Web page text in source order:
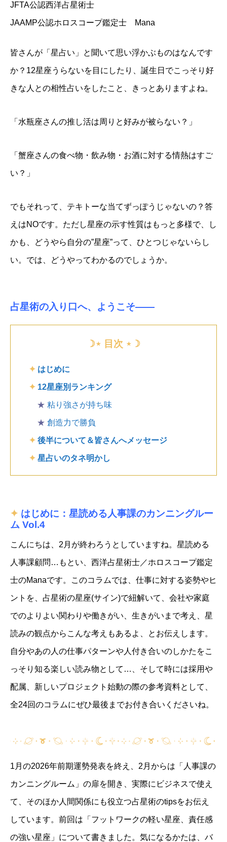
JFTA公認西洋占星術士
JAAMP公認ホロスコープ鑑定士 Mana
皆さんが「星占い」と聞いて思い浮かぶものはなんです
か？12星座うらないを目にしたり、誕生日でこっそり好
きな人との相性占いをしたこと、きっとありますよね。
「水瓶座さんの推し活は周りと好みが被らない？」
「蟹座さんの食べ物・飲み物・お酒に対する情熱はすご
い？」
でもそれって、テキトーな当てずっぽうじゃないの？ 答
えはNOです。 ただし星座の示す性質はもっと多様で、し
かも、どうやら自分の”星座”って、ひとつじゃないらし
い。 では、どうやってわかるのでしょうか。
占星術の入り口へ、ようこそ——
☽⋆ 目次 ⋆☽
✦ はじめに
✦ 12星座別ランキング
★ 粘り強さが持ち味
★ 創造力で勝負
✦ 後半について＆皆さんへメッセージ
✦ 星占いのタネ明かし
✦ はじめに：星読める人事課のカンニングルー
ム Vol.4
こんにちは、2月が終わろうとしていますね。星読める
人事課顧問…もとい、西洋占星術士／ホロスコープ鑑定
士のManaです。 このコラムでは、仕事に対する姿勢やヒ
ントを、占星術の星座(サイン)で紐解いて、会社や家庭
でのよりよい関わりや働きがい、生きがいまで考え、星
読みの観点からこんな考えもあるよ、とお伝えします。
自分やあの人の仕事パターンや人付き合いのしかたをこ
っそり知る楽しい読み物として…、そして時には採用や
配属、新しいプロジェクト始動の際の参考資料として、
全24回のコラムにぜひ最後までお付き合いくださいね。
1月の2026年前期運勢発表を終え、2月からは「人事課の
カンニングルーム」の扉を開き、実際にビジネスで使え
て、そのほか人間関係にも役立つ占星術のtipsをお伝え
しています。前回は「フットワークの軽い星座、責任感
の強い星座」について書きました。気になるかたは、バ